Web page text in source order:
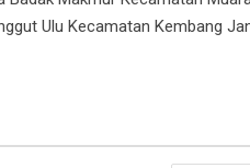
Ulu Kecamatan Kembang